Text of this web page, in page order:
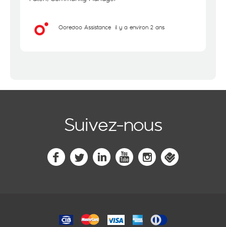
Ooredoo Assistance il y a environ 2 ans
Suivez-nous